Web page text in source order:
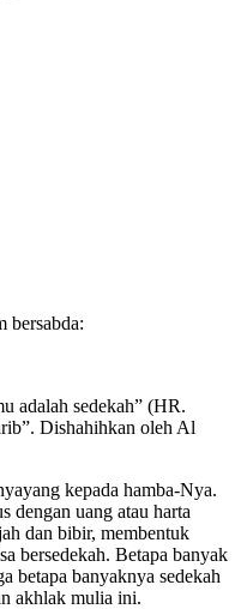
bersabda:
adalah sedekah” (HR.
Dishahihkan oleh Al
kepada hamba-Nya.
dengan uang atau harta
dan bibir, membentuk
bersedekah. Betapa banyak
betapa banyaknya sedekah
akhlak mulia ini.